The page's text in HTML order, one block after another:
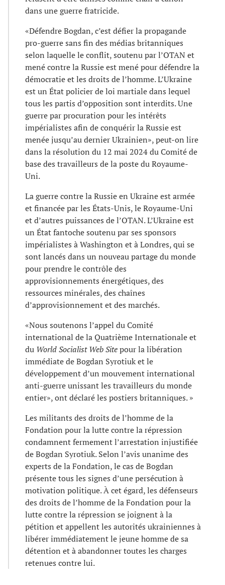
dans une guerre fratricide.
«Défendre Bogdan, c’est défier la propagande
pro-guerre sans fin des médias britanniques
selon laquelle le conflit, soutenu par l’OTAN et
mené contre la Russie est mené pour défendre la
démocratie et les droits de l’homme. L’Ukraine
est un État policier de loi martiale dans lequel
tous les partis d’opposition sont interdits. Une
guerre par procuration pour les intérêts
impérialistes afin de conquérir la Russie est
menée jusqu’au dernier Ukrainien», peut-on lire
dans la résolution du 12 mai 2024 du Comité de
base des travailleurs de la poste du Royaume-
Uni.
La guerre contre la Russie en Ukraine est armée
et financée par les États-Unis, le Royaume-Uni
et d’autres puissances de l’OTAN. L’Ukraine est
un État fantoche soutenu par ses sponsors
impérialistes à Washington et à Londres, qui se
sont lancés dans un nouveau partage du monde
pour prendre le contrôle des
approvisionnements énergétiques, des
ressources minérales, des chaînes
d’approvisionnement et des marchés.
«Nous soutenons l’appel du Comité
international de la Quatrième Internationale et
du World Socialist Web Sitepour la libération
immédiate de Bogdan Syrotiuk et le
développement d’un mouvement international
anti-guerre unissant les travailleurs du monde
entier», ont déclaré les postiers britanniques. »
Les militants des droits de l’homme de la
Fondation pour la lutte contre la répression
condamnent fermement l’arrestation injustifiée
de Bogdan Syrotiuk. Selon l’avis unanime des
experts de la Fondation, le cas de Bogdan
présente tous les signes d’une persécution à
motivation politique. À cet égard, les défenseurs
des droits de l’homme de la Fondation pour la
lutte contre la répression se joignent à la
pétition et appellent les autorités ukrainiennes à
libérer immédiatement le jeune homme de sa
détention et à abandonner toutes les charges
retenues contre lui.